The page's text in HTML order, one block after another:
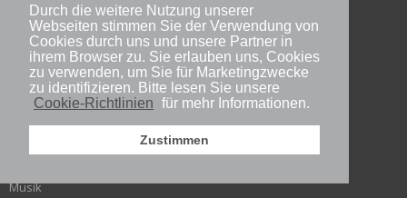
Durch die weitere Nutzung unserer
Webseiten stimmen Sie der Verwendung von
Cookies durch uns und unsere Partner in
ihrem Browser zu. Sie erlauben uns, Cookies
zu verwenden, um Sie für Marketingzwecke
zu identifizieren. Bitte lesen Sie unsere
Cookie-Richtlinien für mehr Informationen.
Zustimmen
Bräuche
Religion & Übernatürliches
Moderne Kultur
Popkultur
Literatur
Musik